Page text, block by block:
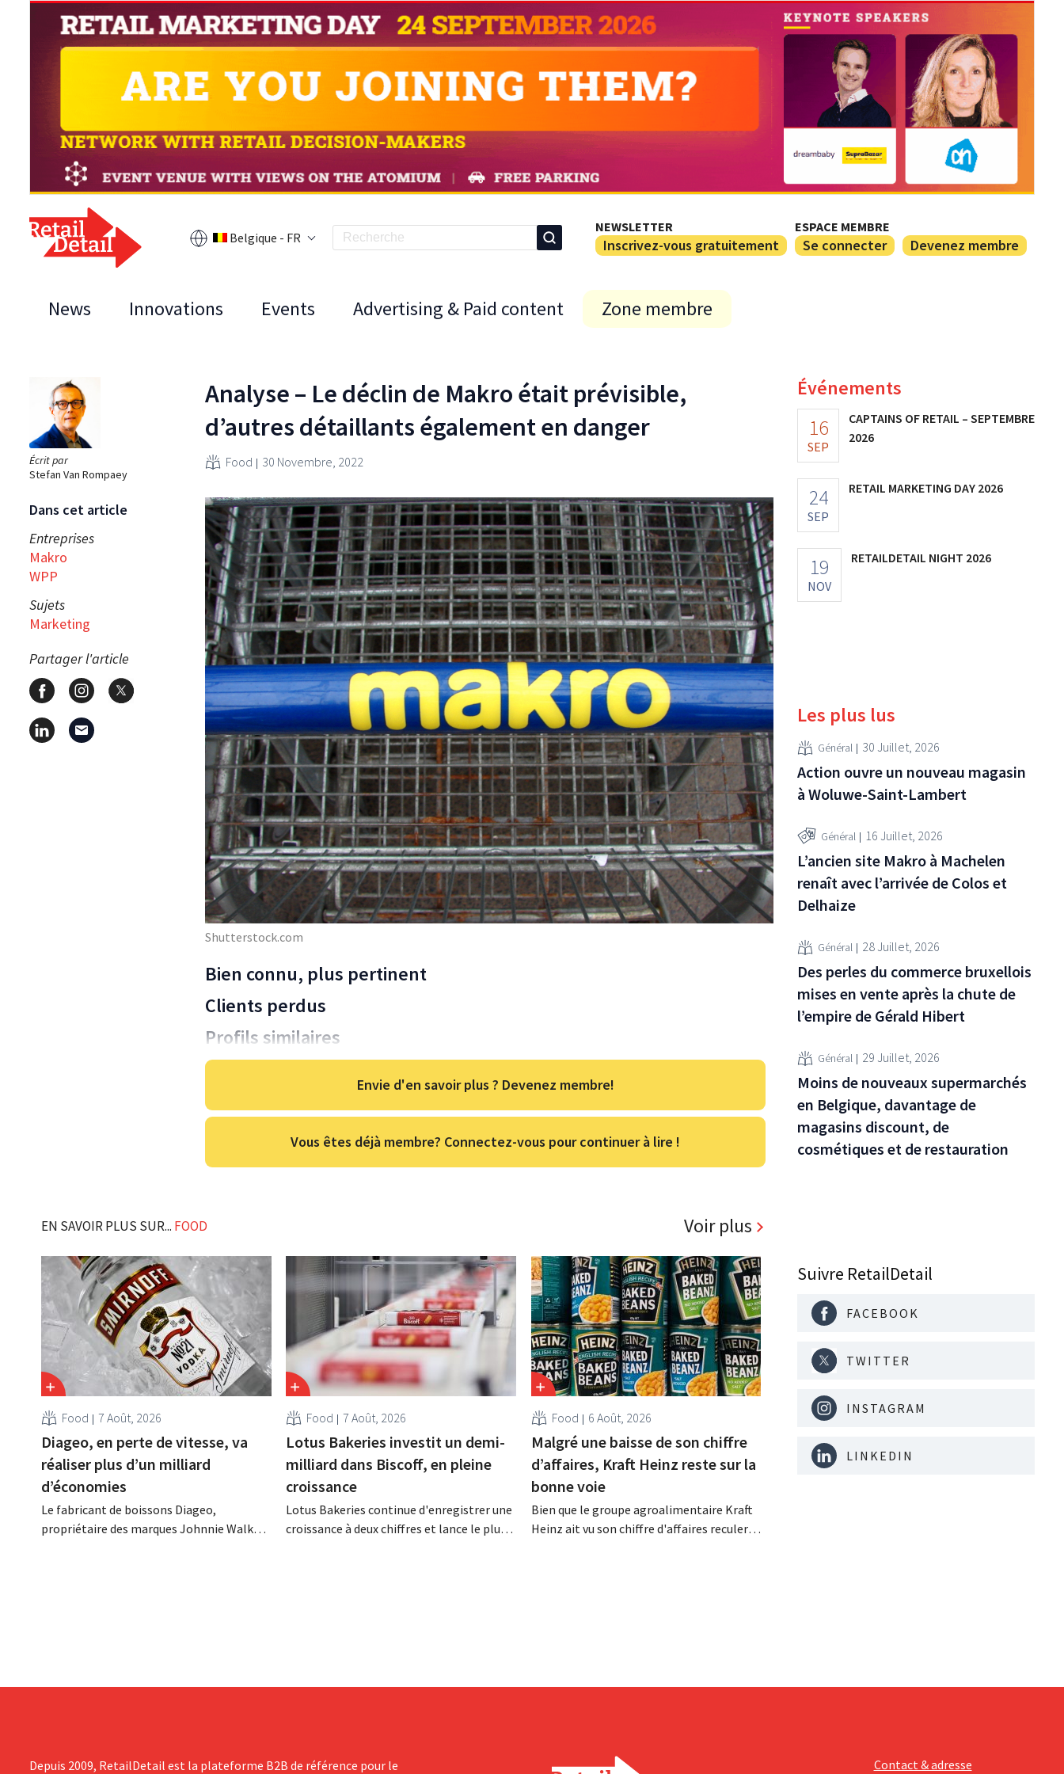
Belgique - FR
NEWSLETTER
Inscrivez-vous gratuitement
ESPACE MEMBRE
Se connecter Devenez membre
News Innovations Events Advertising & Paid content Zone membre
Écrit par
Stefan Van Rompaey
Dans cet article
Entreprises
Makro
WPP
Sujets
Marketing
Partager l'article
Analyse – Le déclin de Makro était prévisible,
d’autres détaillants également en danger
Food 30 Novembre, 2022
Shutterstock.com
Bien connu, plus pertinent
Clients perdus
Profils similaires
Envie d'en savoir plus ? Devenez membre!
Vous êtes déjà membre? Connectez-vous pour continuer à lire !
EN SAVOIR PLUS SUR... FOOD Voir plus
Food 7 Août, 2026
Diageo, en perte de vitesse, va
réaliser plus d’un milliard
d’économies
Le fabricant de boissons Diageo,
propriétaire des marques Johnnie Walker,
Food 7 Août, 2026
Lotus Bakeries investit un demi-
milliard dans Biscoff, en pleine
croissance
Lotus Bakeries continue d'enregistrer une
croissance à deux chiffres et lance le plus
Food 6 Août, 2026
Malgré une baisse de son chiffre
d’affaires, Kraft Heinz reste sur la
bonne voie
Bien que le groupe agroalimentaire Kraft
Heinz ait vu son chiffre d'affaires reculer
Événements
16
SEP
CAPTAINS OF RETAIL – SEPTEMBRE
2026
24
SEP
RETAIL MARKETING DAY 2026
19
NOV
RETAILDETAIL NIGHT 2026
Les plus lus
Général 30 Juillet, 2026
Action ouvre un nouveau magasin
à Woluwe-Saint-Lambert
Général 16 Juillet, 2026
L’ancien site Makro à Machelen
renaît avec l’arrivée de Colos et
Delhaize
Général 28 Juillet, 2026
Des perles du commerce bruxellois
mises en vente après la chute de
l’empire de Gérald Hibert
Général 29 Juillet, 2026
Moins de nouveaux supermarchés
en Belgique, davantage de
magasins discount, de
cosmétiques et de restauration
Suivre RetailDetail
FACEBOOK
TWITTER
INSTAGRAM
LINKEDIN
Depuis 2009, RetailDetail est la plateforme B2B de référence pour le Contact & adresse